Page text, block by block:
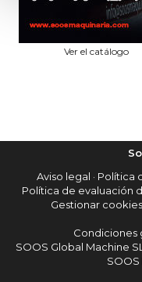
Ver el catálogo
Aviso legal · Política
Política de evaluación
Gestionar cookies
Condiciones
SOOS Global Machine SL
SOOS